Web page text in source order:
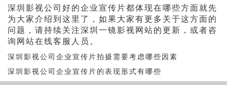
深圳影视公司好的企业宣传片都体现在哪些方面就先
为大家介绍到这里了，如果大家有更多关于这方面的
问题，请持续关注深圳一镜影视网站的更新，或者咨
询网站在线客服人员。
深圳影视公司企业宣传片拍摄需要考虑哪些因素
深圳影视公司企业宣传片的表现形式有哪些